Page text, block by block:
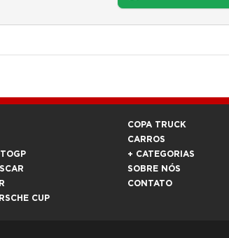
CUP
COPA TRUCK
CARROS
+ CATEGORIAS
SOBRE NÓS
CONTATO